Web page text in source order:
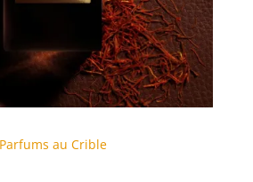
Parfums au Crible